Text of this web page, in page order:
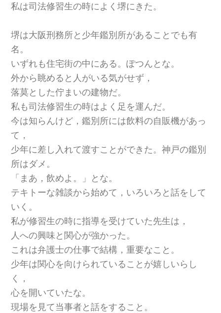
私は司法修習生の時によく堺にきた。
堺は大阪刑務所と少年鑑別所があることでも有
名。
いずれも住宅街の中にある。ぽつんとな。
外から眺めると人がいる気がせず，
落莫とした佇まいの建物だ。
私も司法修習生の時はよく足を運んだ。
今は知らんけど，鑑別所には飲料の自販機があっ
て，
少年に差し入れて渡すことができた。神戸の鑑別
所はダメ。
「まあ，飲めよ。」とな。
テキトーな雑談から始めて，いろいろと話をして
いく。
私が修習生の時に指導を受けていた先生は，
人への興味と関心が強かった。
これは弁護士の仕事で結構，重要なこと。
少年は関心を向けられていることが嬉しいらし
く，
心を開いていたな。
現場を見て当事者と話をすること。